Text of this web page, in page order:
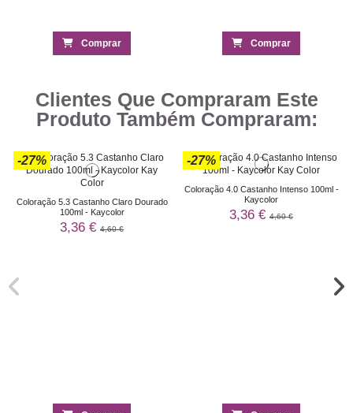
Comprar Comprar
Clientes Que Compraram Este
Produto Também Compraram:
-27%
Coloração 5.3 Castanho Claro Dourado
100ml - Kaycolor
3,36 € 4,60 €
-27%
Coloração 4.0 Castanho Intenso 100ml -
Kaycolor
3,36 € 4,60 €